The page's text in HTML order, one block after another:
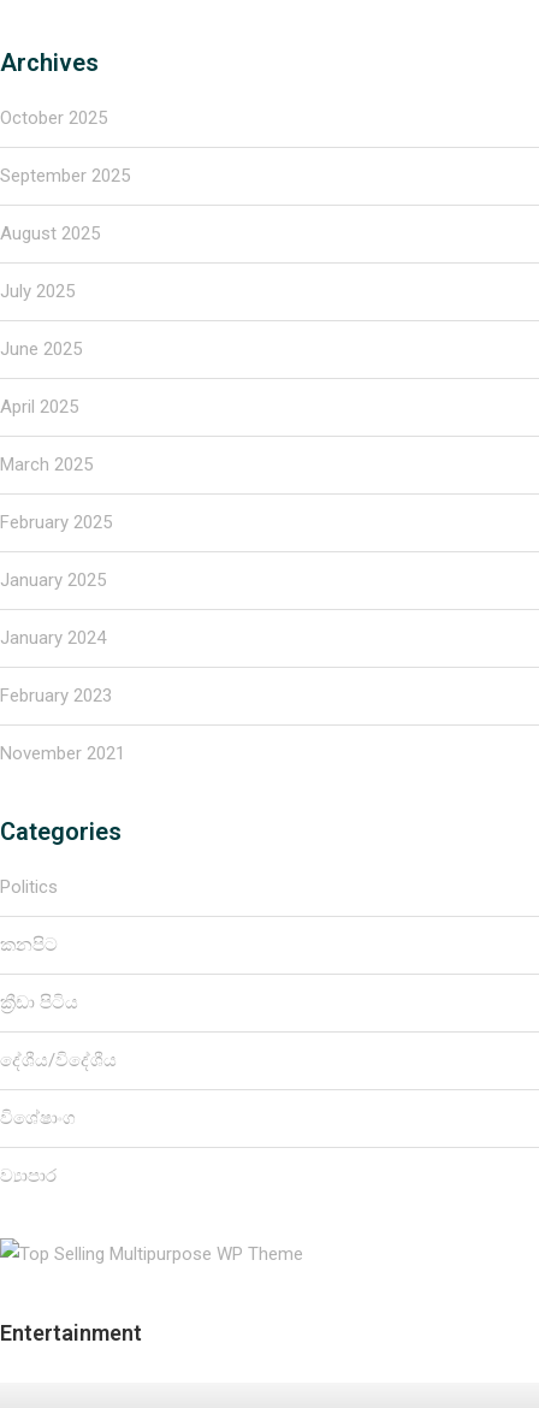
Archives
October 2025
September 2025
August 2025
July 2025
June 2025
April 2025
March 2025
February 2025
January 2025
January 2024
February 2023
November 2021
Categories
Politics
කනපිට
ක්‍රීඩා පිටිය
දේශීය/විදේශීය
විශේෂාංග
ව්‍යාපාර
Entertainment